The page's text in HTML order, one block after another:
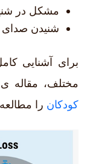
مشکل در
شنیدن صدای
برای آشنایی
مختلف، مقاله ی
کودکان را